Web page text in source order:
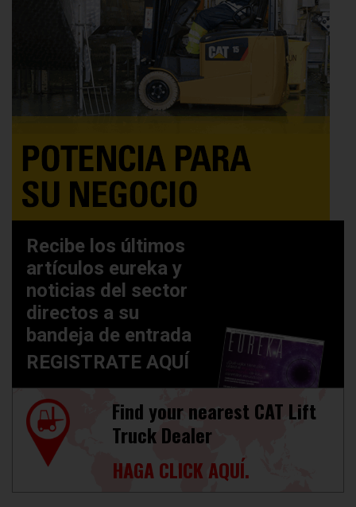
Recibe los últimos
artículos eureka y
noticias del sector
directos a su
bandeja de entrada
REGISTRATE AQUÍ
Find your nearest CAT Lift
Truck Dealer
HAGA CLICK AQUÍ.